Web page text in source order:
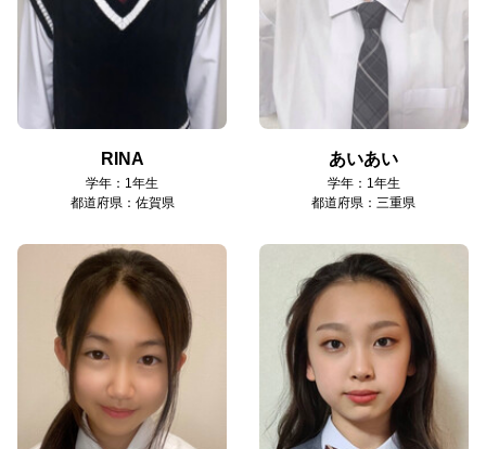
RINA
学年：1年生
都道府県：佐賀県
あいあい
学年：1年生
都道府県：三重県